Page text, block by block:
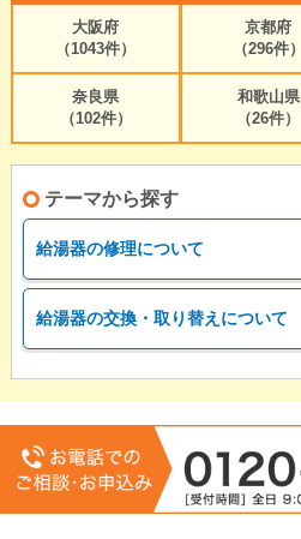
大阪府
（1043件）
京都府
（296件）
奈良県
（102件）
和歌山県
（26件）
テーマから探す
給湯器の修理について
給湯器の交換・取り替えについて